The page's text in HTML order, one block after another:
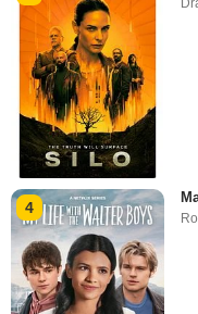
4